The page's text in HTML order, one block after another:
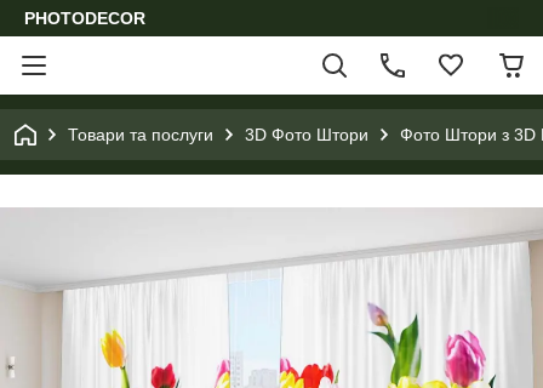
PHOTODECOR
Товари та послуги 3D Фото Штори Фото Штори з 3D